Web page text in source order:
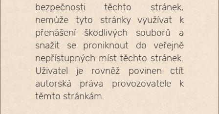
bezpečnosti těchto stránek,
nemůže tyto stránky využívat k
přenášení škodlivých souborů a
snažit se proniknout do veřejně
nepřístupných míst těchto stránek.
Uživatel je rovněž povinen ctít
autorská práva provozovatele k
těmto stránkám.